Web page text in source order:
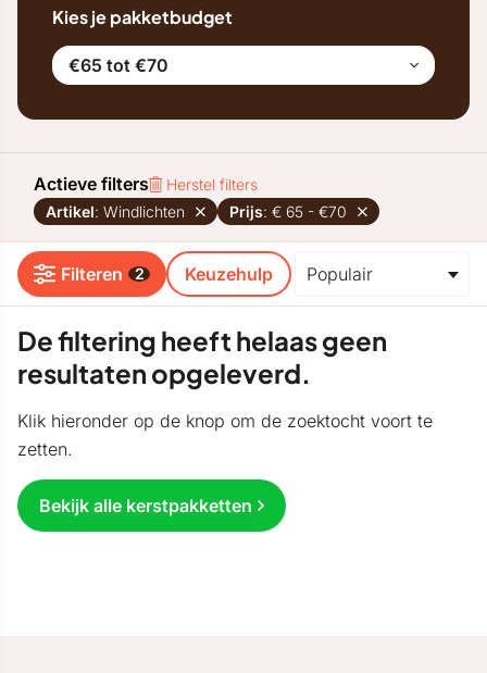
Kies je pakketbudget
€65 tot €70
Actieve filters
Herstel filters
Artikel: Windlichten Prijs: € 65 - €70
Filteren 2 Keuzehulp
De filtering heeft helaas geen
resultaten opgeleverd.
Klik hieronder op de knop om de zoektocht voort te
zetten.
Bekijk alle kerstpakketten